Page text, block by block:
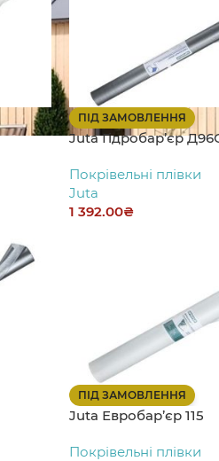
ПІД ЗАМОВЛЕННЯ
Juta Гідробар’єр
Покрівельні плівки
Juta
1 392.00₴
ПІД ЗАМОВЛЕННЯ
Juta Евробар’єр 115
Покрівельні плівки